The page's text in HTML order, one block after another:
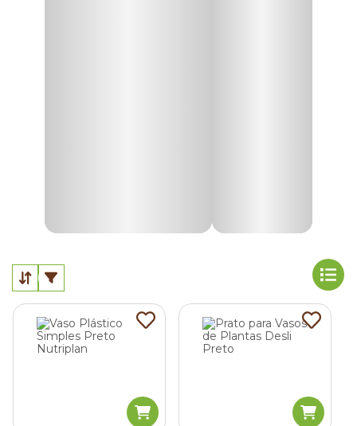
Vasos para plantas produzidos em cimento são indicados
para quem deseja criar uma decoração rústica em
ambientes externos. Seu ponto positivo é oferecer suporte
para plantas grandes.
Vasos de plástico para plantas
plásticos para plantas são a melhor escolha. Com grande
variedade de cores e tamanhos, ele combina com a